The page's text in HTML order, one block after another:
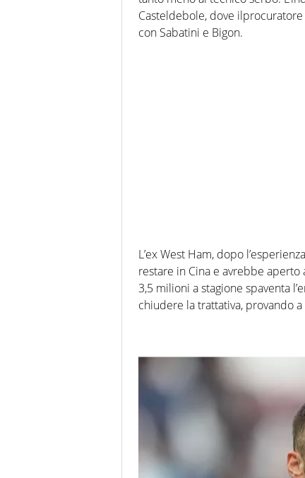
Casteldebole, dove
con Sabatini e Bigon.
L’ex West Ham, dopo
restare in Cina e avrebbe
3,5 milioni a stagione spaventa
chiudere la trattativa, provando a